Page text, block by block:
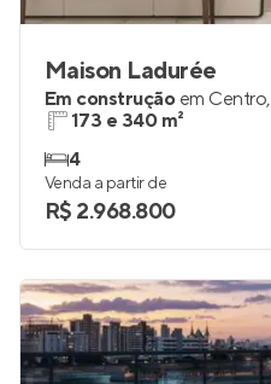
Maison Ladurée
Em construção em Centro,
173 e 340 m²
4
Venda a partir de
R$ 2.968.800